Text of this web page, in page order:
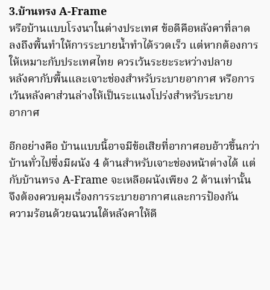
3.บ้านทรง A-Frame
หรือบ้านแบบโรงนาในต่างประเทศ ข้อดีคือหลังคาที่ลาด
ลงถึงพื้นทำให้การระบายน้ำทำได้รวดเร็ว แต่หากต้องการ
ให้เหมาะกับประเทศไทย ควรเว้นระยะระหว่างปลาย
หลังคากับพื้นและเจาะช่องสำหรับระบายอากาศ หรือการ
เว้นหลังคาส่วนล่างให้เป็นระแนงโปร่งสำหรับระบาย
อากาศ
อีกอย่างคือ บ้านแบบนี้อาจมีข้อเสียที่อากาศอบอ้าวขึ้นกว่า
บ้านทั่วไปซึ่งมีผนัง 4 ด้านสำหรับเจาะช่องหน้าต่างได้ แต่
กับบ้านทรง A-Frame จะเหลือผนังเพียง 2 ด้านเท่านั้น
จึงต้องควบคุมเรื่องการระบายอากาศและการป้องกัน
ความร้อนด้วยฉนวนใต้หลังคาให้ดี